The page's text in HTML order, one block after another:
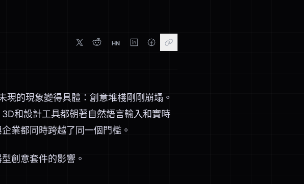
HN
的現象變得具體：創意堆棧剛剛崩塌。
和設計工具都朝著自然語言輸入和實時
業都同時跨越了同一個門檻。
創意套件的影響。